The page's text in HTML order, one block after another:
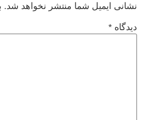
نشانی ایمیل شما منتشر نخواهد شد.
دیدگاه *